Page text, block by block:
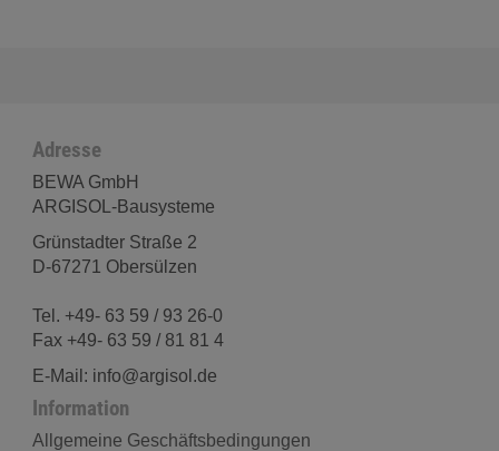
Adresse
BEWA GmbH
ARGISOL-Bausysteme
Grünstadter Straße 2
D-67271 Obersülzen
Tel. +49- 63 59 / 93 26-0
Fax +49- 63 59 / 81 81 4
E-Mail: info@argisol.de
Information
Allgemeine Geschäftsbedingungen